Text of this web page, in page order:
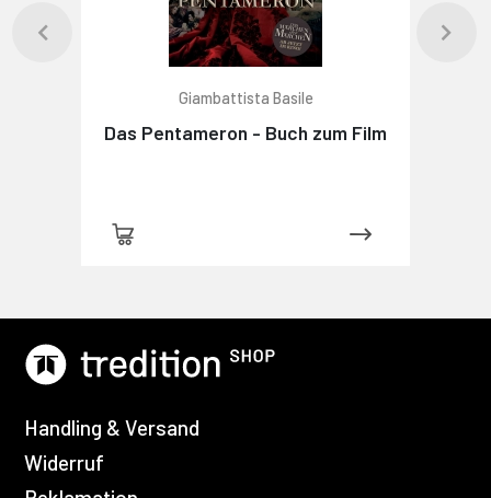
Giambattista Basile
Das Pentameron - Buch zum Film
Handling & Versand
Widerruf